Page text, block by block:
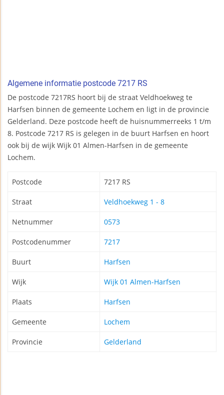
Algemene informatie postcode 7217 RS
De postcode 7217RS hoort bij de straat Veldhoekweg te
Harfsen binnen de gemeente Lochem en ligt in de provincie
Gelderland. Deze postcode heeft de huisnummerreeks 1 t/m
8. Postcode 7217 RS is gelegen in de buurt Harfsen en hoort
ook bij de wijk Wijk 01 Almen-Harfsen in de gemeente
Lochem.
Postcode 7217 RS
Straat Veldhoekweg 1 - 8
Netnummer 0573
Postcodenummer 7217
Buurt Harfsen
Wijk Wijk 01 Almen-Harfsen
Plaats Harfsen
Gemeente Lochem
Provincie Gelderland